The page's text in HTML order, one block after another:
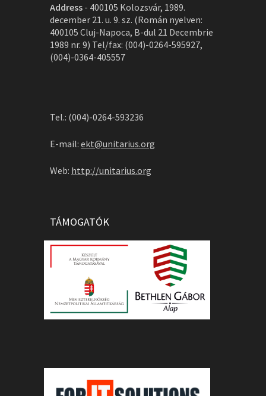
Address - 400105 Kolozsvár, 1989.
december 21. u. 9. sz. (Román nyelven:
400105 Cluj-Napoca, B-dul 21 Decembrie
1989 nr. 9) Tel/fax: (004)-0264-595927,
(004)-0364-405557
Tel.: (004)-0264-593236
E-mail: ekt@unitarius.org
Web: http://unitarius.org
TÁMOGATÓK